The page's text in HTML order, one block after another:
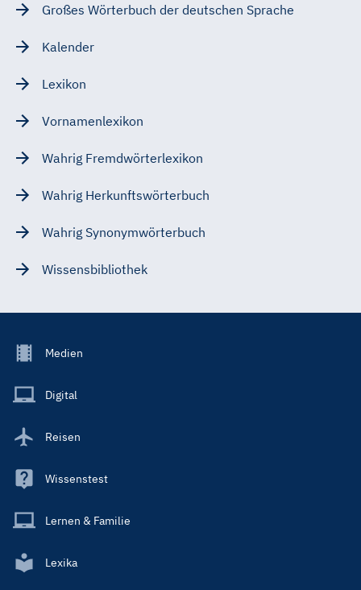
Großes Wörterbuch der deutschen Sprache
Kalender
Lexikon
Vornamenlexikon
Wahrig Fremdwörterlexikon
Wahrig Herkunftswörterbuch
Wahrig Synonymwörterbuch
Wissensbibliothek
Footer
Main
Medien
Digital
Reisen
Wissenstest
Lernen & Familie
Lexika